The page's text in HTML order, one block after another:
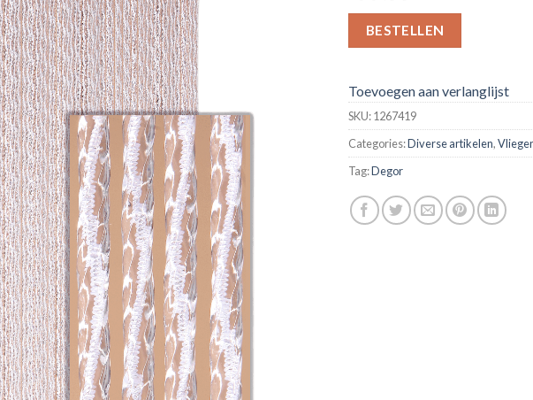
BESTELLEN
Toevoegen aan verlanglijst
SKU:1267419
Categories:Diverse artikelen,
Tag:Degor